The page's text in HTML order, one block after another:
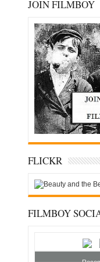
JOIN FILMBOY
FLICKR
FILMBOY